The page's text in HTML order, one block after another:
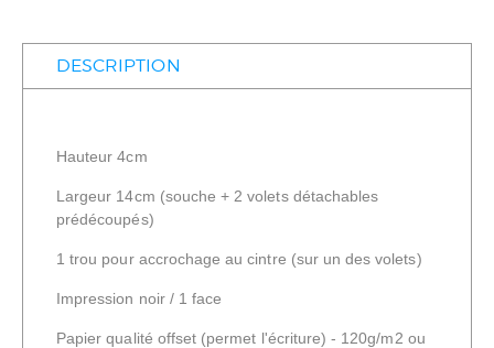
DESCRIPTION
Hauteur 4cm
Largeur 14cm (souche + 2 volets détachables
prédécoupés)
1 trou pour accrochage au cintre (sur un des volets)
Impression noir / 1 face
Papier qualité offset (permet l'écriture) - 120g/m2 ou